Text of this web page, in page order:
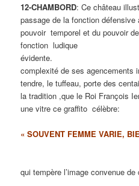
12-CHAMBORD: Ce château
passage de la fonction
pouvoir temporel et du pouvoir
fonction ludique
complexité de ses agencements
tendre, le tuffeau, porte des
la tradition ,que le Roi François
une vitre ce graffito célèbre:
« SOUVENT FEMME VARIE,
qui tempère l’image convenue